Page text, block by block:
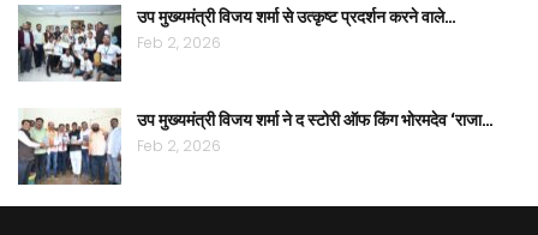
उप मुख्यमंत्री विजय शर्मा से उत्कृष्ट प्रदर्शन करने वाले…
Feb 2, 2026
उप मुख्यमंत्री विजय शर्मा ने द स्टोरी ऑफ किंग भोरमदेव ‘राजा…
Feb 2, 2026